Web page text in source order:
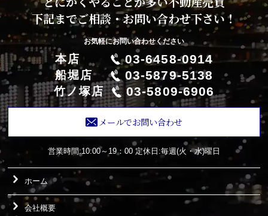
下記までご相談・お問い合わせ下さい！
お気軽にお問い合わせください
本店 03-6458-0914
船堀店 03-5879-5138
竹ノ塚店 03-5809-6906
メールでお問い合わせ
営業時間:10:00～19：00 定休日:毎週(火・水)曜日
ホーム
会社概要